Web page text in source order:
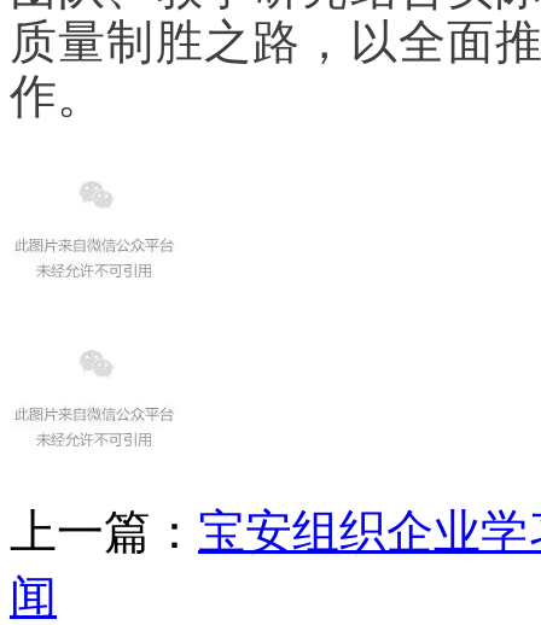
质量制胜之路，以全面
作。
上一篇： 宝安组织企业
闻